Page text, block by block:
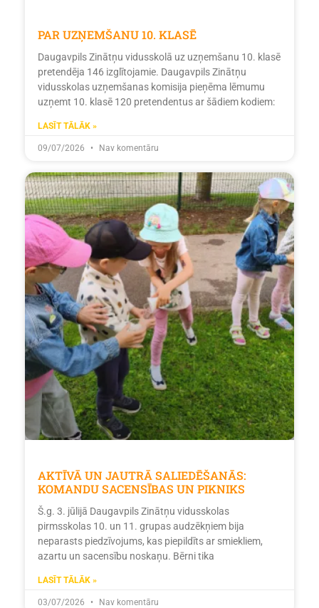
PAR UZŅEMŠANU 10. KLASĒ
Daugavpils Zinātņu vidusskolā uz uzņemšanu 10. klasē
pretendēja 146 izglītojamie. Daugavpils Zinātņu
vidusskolas uzņemšanas komisija pieņēma lēmumu
uzņemt 10. klasē 120 pretendentus ar šādiem kodiem:
LASĪT TĀLĀK »
09/07/2026 Nav komentāru
AKTĪVĀ UN JAUTRĀ SALIEDĒŠANĀS:
KOMANDU SACENSĪBAS UN PIKNIKS
Š.g. 3. jūlijā Daugavpils Zinātņu vidusskolas
pirmsskolas 10. un 11. grupas audzēkņiem bija
neparasts piedzīvojums, kas piepildīts ar smiekliem,
azartu un sacensību noskaņu. Bērni tika
LASĪT TĀLĀK »
03/07/2026 Nav komentāru